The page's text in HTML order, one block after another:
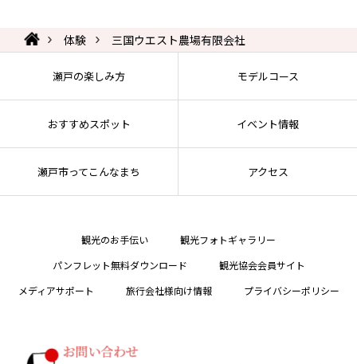
体験 三国ウエスト農場有限会社
瀬戸の楽しみ方 モデルコース
おすすめスポット イベント情報
瀬戸市ってこんなまち アクセス
観光のお手伝い
観光フォトギャラリー
パンフレット無料ダウンロード
観光協会会員サイト
メディアサポート
旅行会社様向け情報 プライバシーポリシー